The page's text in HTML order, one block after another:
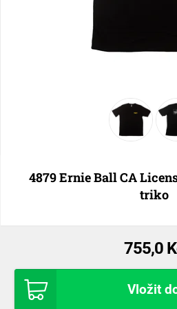
4879 Ernie Ball CA
triko
755,0
Vložit